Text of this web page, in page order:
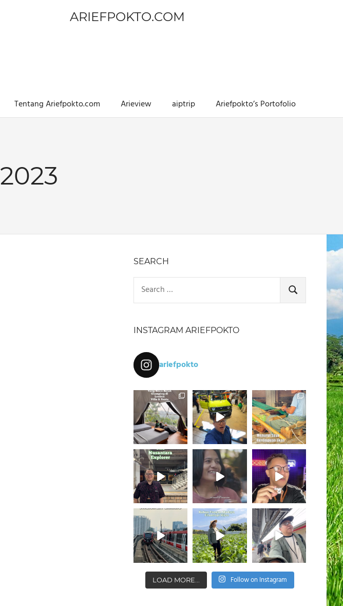
ARIEFPOKTO.COM
Tentang Ariefpokto.com Arieview aiptrip Ariefpokto’s Portofolio
2023
SEARCH
Search
for:
SEARCH
INSTAGRAM ARIEFPOKTO
ariefpokto
LOAD MORE... Follow on Instagram